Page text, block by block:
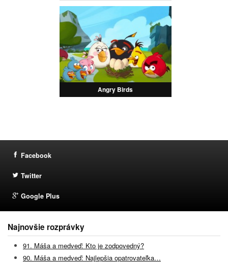
Angry Birds
Facebook
Twitter
Google Plus
Najnovšie rozprávky
91. Máša a medveď: Kto je zodpovedný?
90. Máša a medveď: Najlepšia opatrovateľka…